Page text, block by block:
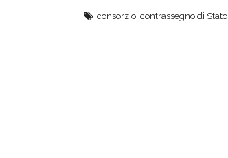
consorzio contrassegno di Stato